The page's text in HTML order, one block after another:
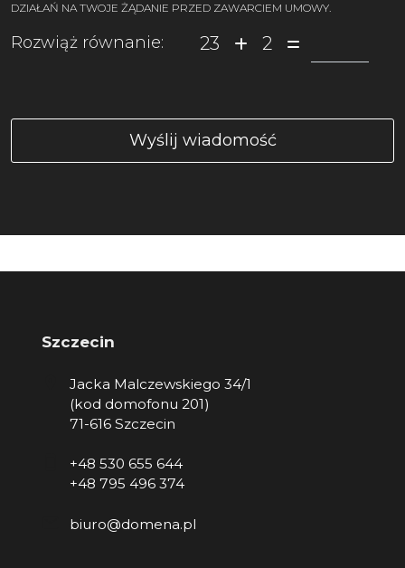
DZIAŁAŃ NA TWOJE ŻĄDANIE PRZED ZAWARCIEM UMOWY.
Rozwiąż równanie: 23 2
Szczecin
Jacka Malczewskiego 34/1
(kod domofonu 201)
71-616 Szczecin
+48 530 655 644
+48 795 496 374
biuro@domena.pl